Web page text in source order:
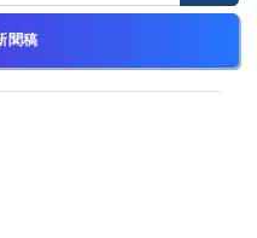
聞稿